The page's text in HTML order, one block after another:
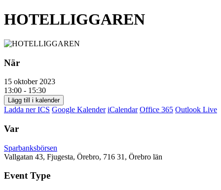
HOTELLIGGAREN
När
15 oktober 2023
13:00 - 15:30
Lägg till i kalender
Ladda ner ICS Google Kalender iCalendar Office 365 Outlook Live
Var
Sparbanksbörsen
Vallgatan 43, Fjugesta, Örebro, 716 31, Örebro län
Event Type